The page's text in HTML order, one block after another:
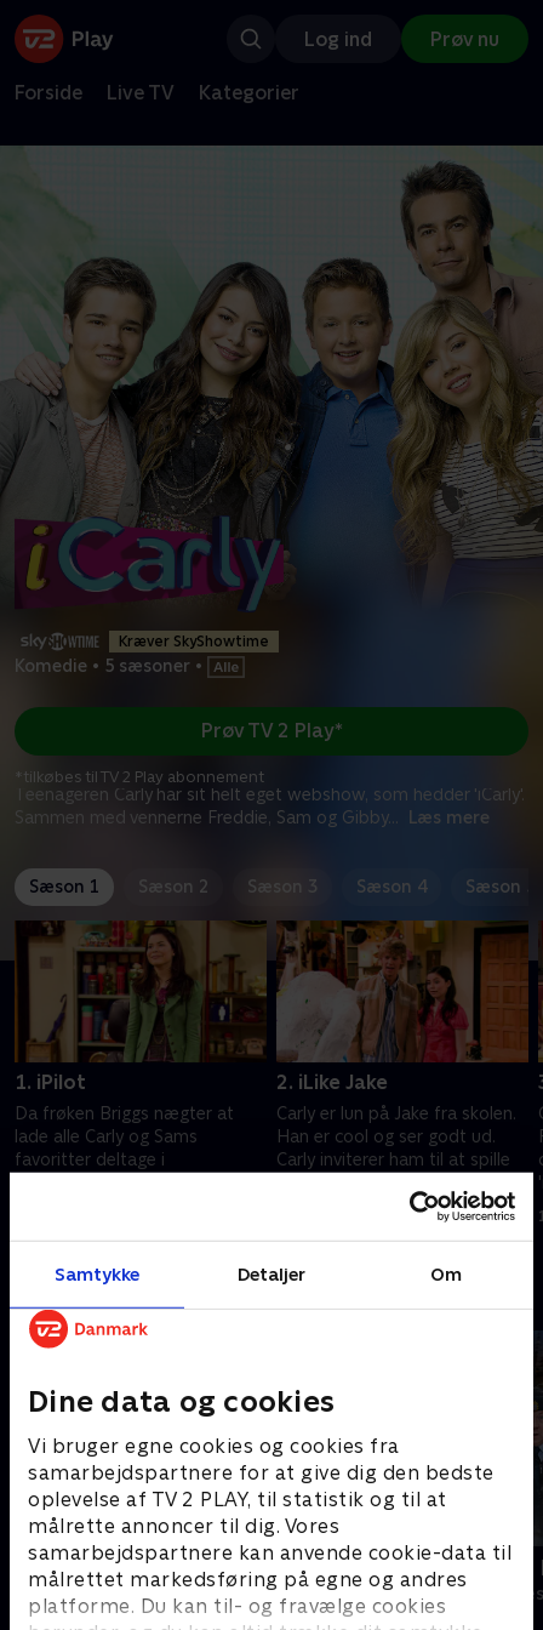
Samtykke Detaljer Om
Dine data og cookies
Vi bruger egne cookies og cookies fra
samarbejdspartnere for at give dig den bedste
oplevelse af TV 2 PLAY, til statistik og til at
målrette annoncer til dig. Vores
samarbejdspartnere kan anvende cookie-data til
målrettet markedsføring på egne og andres
platforme. Du kan til- og fravælge cookies
Log ind Prøv nu
Forside Live TV Kategorier
Kræver SkyShowtime
Komedie • 5 sæsoner •
Teenageren Carly har sit helt eget webshow, som hedder 'iCarly'.
Sammen med vennerne Freddie, Sam og Gibby... Læs mere
Prøv TV 2 Play*
*tilkøbes til TV 2 Play abonnement
Sæson 1 Sæson 2 Sæson 3 Sæson 4 Sæson 5
1. iPilot
Da frøken Briggs nægter at
lade alle Carly og Sams
favoritter deltage i
2. iLike Jake
Carly er lun på Jake fra skolen.
Han er cool og ser godt ud.
Carly inviterer ham til at spille
webshow. Men han synger
Robssons (dansk tale)
Komedie • 1 sæsoner Komedie • 1